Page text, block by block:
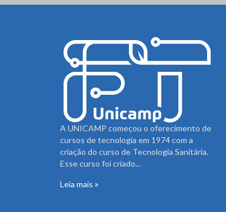
A UNICAMP começou o oferecimento de
cursos de tecnologia em 1974 com a
criação do curso de Tecnologia Sanitária.
Esse curso foi criado...
Leia mais